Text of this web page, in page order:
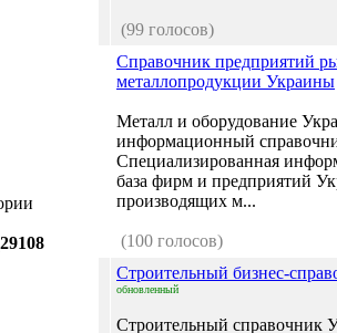
29108
(99 голосов)
Справочник предприятий
металлопродукции Украины
Металл и оборудование
информационный
Специализированная
база фирм и предприятий
производящих м...
(100 голосов)
Строительный бизнес-
обновленный
Строительный справочник